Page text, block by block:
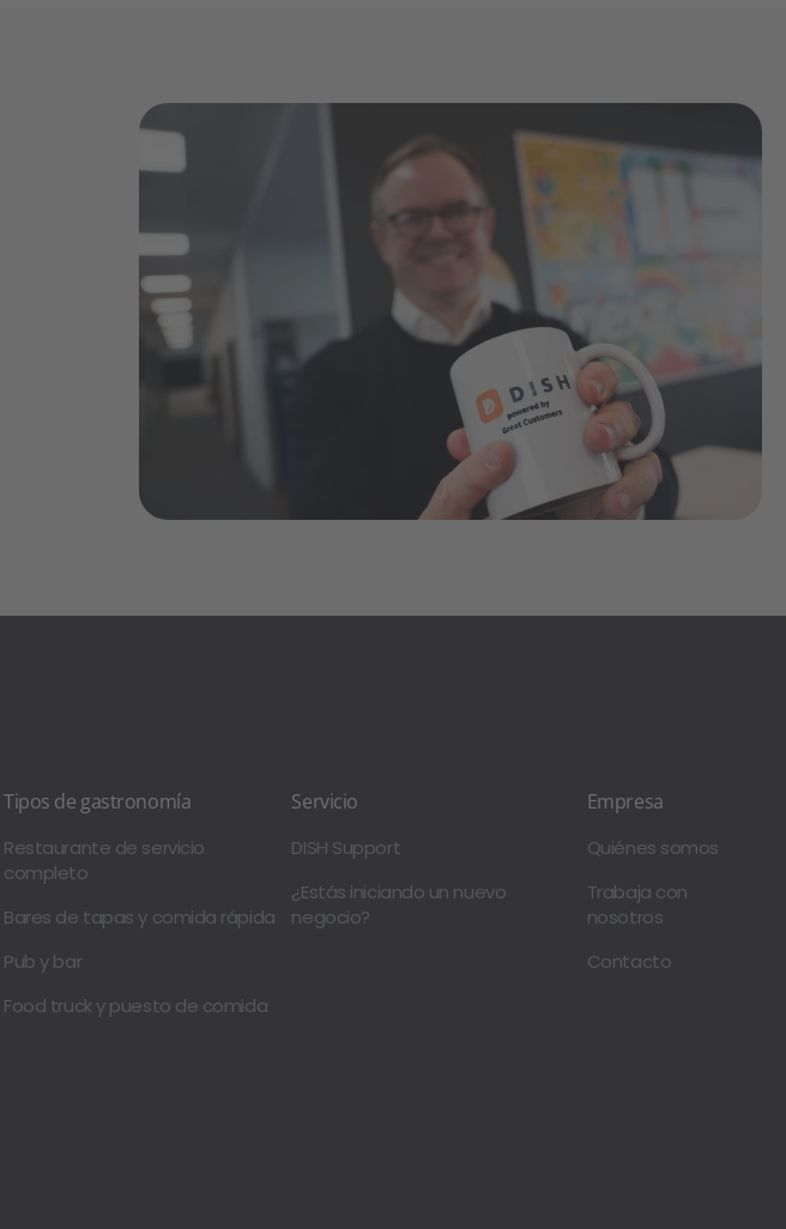
Tipos de gastronomía
Restaurante de servicio
completo
Bares de tapas y comida rápida
Pub y bar
Food truck y puesto de comida
Servicio
DISH Support
¿Estás iniciando un nuevo
negocio?
Empresa
Quiénes somos
Trabaja con
nosotros
Contacto